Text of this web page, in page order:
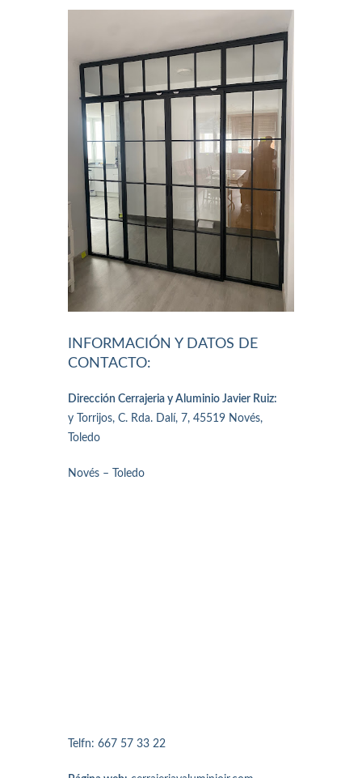
INFORMACIÓN Y DATOS DE
CONTACTO:
Dirección Cerrajeria y Aluminio Javier Ruiz:
y Torrijos, C. Rda. Dalí, 7, 45519 Novés,
Toledo
Novés – Toledo
Telfn: 667 57 33 22